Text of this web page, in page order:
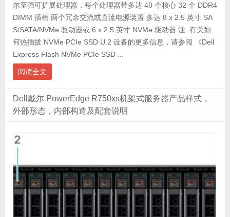
尔至强可扩展处理器，每个处理器带多达 40 个核心 32 个 DDR4
DIMM 插槽 两个冗余交流或直流电源装置 多达 8 x 2.5 英寸 SA
S/SATA/NVMe 驱动器或 6 x 2.5 英寸 NVMe 驱动器 注: 有关如
何热插拔 NVMe PCIe SSD U.2 设备的更多信息，请参阅 《Dell
Express Flash NVMe PCIe SSD ...
阅读全文
Dell戴尔 PowerEdge R750xs机架式服务器产品样式，
外部形态，内部构造及配套说明